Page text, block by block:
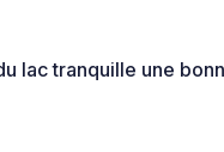
lac tranquille une